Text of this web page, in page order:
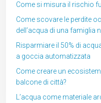
Come si misura il rischio
Come scovare le perdite
dell’acqua di una famiglia
Risparmiare il 50% di
a goccia automatizzata
Come creare un
balcone di città?
L’acqua come materiale